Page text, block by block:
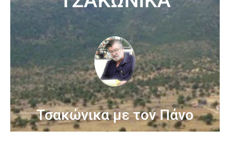
Τσακώνικα με τον Πάνο